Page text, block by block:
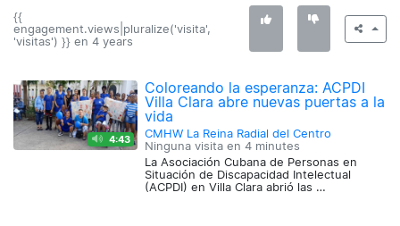
{{
engagement.views|pluralize('visita',
'visitas') }} en 4 years
4:43
Coloreando la esperanza: ACPDI
Villa Clara abre nuevas puertas a la
vida
CMHW La Reina Radial del Centro
Ninguna visita en4 minutes
La Asociación Cubana de Personas en
Situación de Discapacidad Intelectual
(ACPDI) en Villa Clara abrió las …